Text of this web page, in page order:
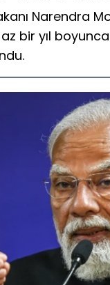
Narendra
bir yıl